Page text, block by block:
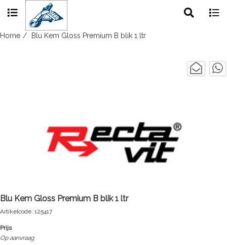
Skip
Home Blu Kem Gloss Premium B blik 1 ltr
Blu Kem Gloss Premium B blik 1 ltr
Artikelcode: 125417
Prijs
Op aanvraag